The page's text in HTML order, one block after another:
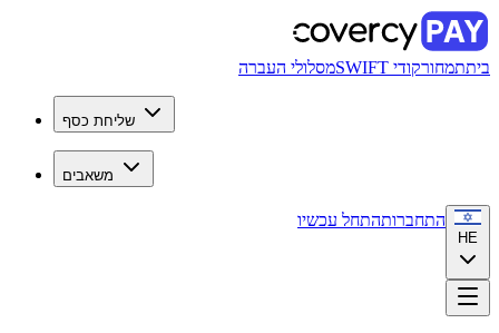
ביתתמחורקודי SWIFT מסלולי העברה
שליחת כסף
משאבים
HE
התחברותהתחל עכשיו